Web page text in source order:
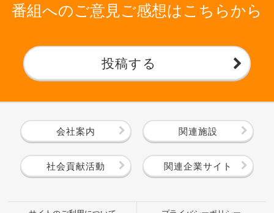
番組へのご意見ご感想はこちらから
投稿する
会社案内 関連施設
社会貢献活動 関連企業サイト